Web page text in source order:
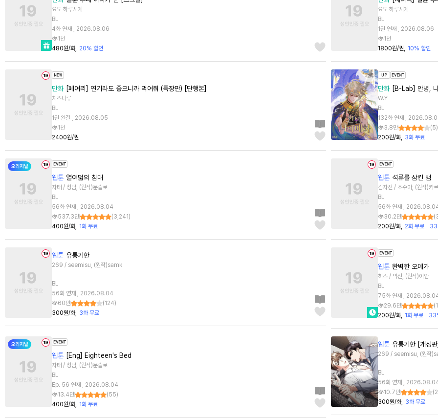
요도 하루시게
BL
4화 연재 , 2026.08.06
1천
480원/화
20% 할인
요도 하루시게
BL
1권 연재 , 2026.08.06
1천
1800원/권
10% 할인
만화 [페어리] 연기라도 좋으니까 먹어줘 (특장판) [단행본]
치즈나루
BL
1권 완결 , 2026.08.05
1천
2400원/권
만화 [B-Lab] 안녕,
W.Y
BL
132화 연재 ,
3.8만
(5)
200원/화
3화 무료
웹툰 열여덟의 침대
자태 / 청담, (원작)문슬로
BL
56화 연재 , 2026.08.04
537.3만
(3,241 )
400원/화
1화 무료
웹툰 석류를 삼킨 뱀
감자전 / 조수아, (원작)카
BL
56화 연재 ,
30.2만
(
200원/화
2화 무료
웹툰 유통기한
269 / seemisu, (원작)samk
BL
56화 연재 , 2026.08.04
60만
(124)
300원/화
3화 무료
웹툰 완벽한 오메가
히스 / 익선, (원작)이안
BL
75화 연재 ,
29.6만
(
200원/화
1화 무료
웹툰 [Eng] Eighteen's Bed
자태 / 청담, (원작)문슬로
BL
Ep. 56 연재 , 2026.08.04
13.4만
(55)
400원/화
1화 무료
웹툰 유통기한 [개정판]
269 / seemisu, (원작
BL
56화 연재 ,
10.7만
(2
300원/화
3화 무료